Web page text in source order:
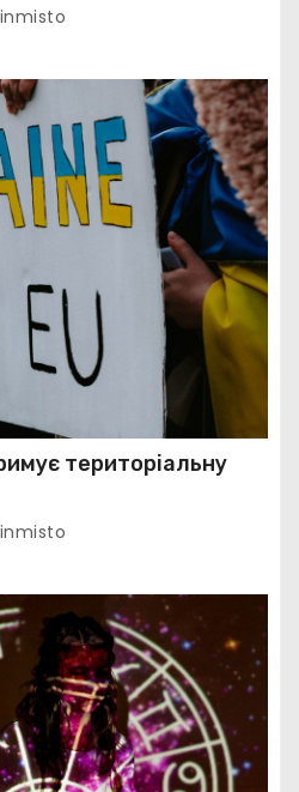
територіальну